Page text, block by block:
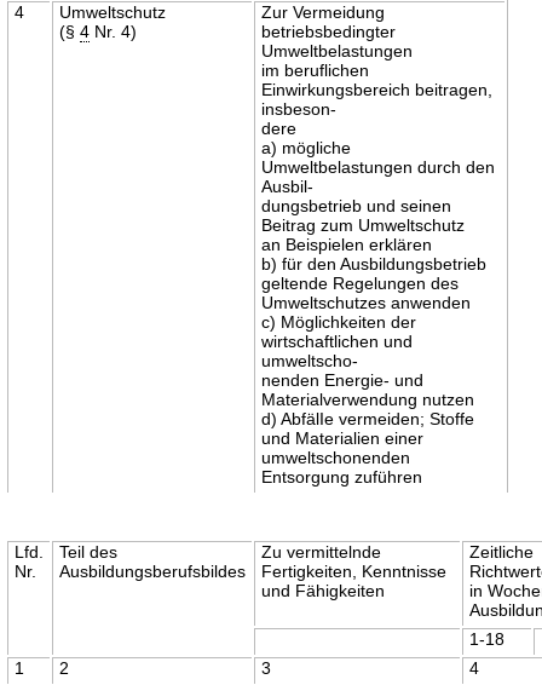
4
Umweltschutz
(§4 Nr. 4)
Zur Vermeidung
betriebsbedingter
Umweltbelastungen
im beruflichen
Einwirkungsbereich beitragen,
insbeson-
dere
a) mögliche
Umweltbelastungen durch den
Ausbil-
dungsbetrieb und seinen
Beitrag zum Umweltschutz
an Beispielen erklären
b) für den Ausbildungsbetrieb
geltende Regelungen des
Umweltschutzes anwenden
c) Möglichkeiten der
wirtschaftlichen und
umweltscho-
nenden Energie- und
Materialverwendung nutzen
d) AbfälIe vermeiden; Stoffe
und Materialien einer
umweltschonenden
Entsorgung zuführen
Lfd.
Nr.
Teil des
Ausbildungsberufsbildes
Zu vermittelnde
Fertigkeiten, Kenntnisse
und Fähigkeiten
Zeitliche
in
1-18
1
2 3
4